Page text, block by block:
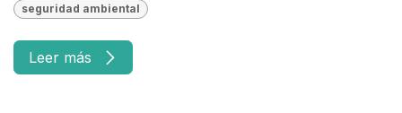
seguridad ambiental
Leer más